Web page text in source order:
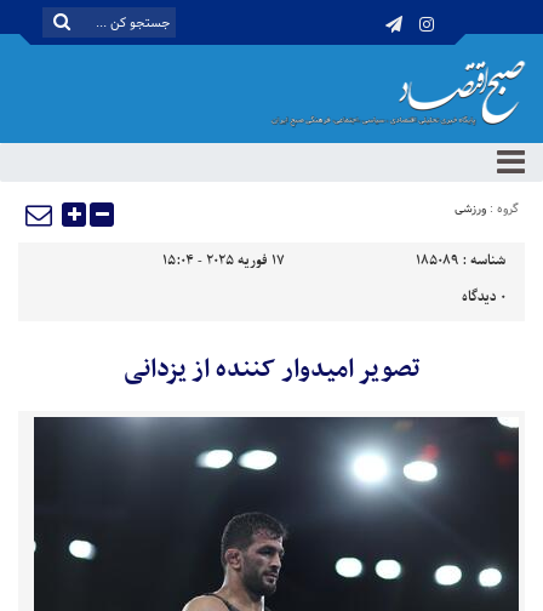
گروه : ورزشی
شناسه : 185089
17 فوریه 2025 - 15:04
0 دیدگاه
تصویر امیدوار کننده از یزدانی